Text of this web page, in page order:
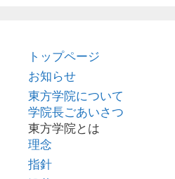
トップページ
お知らせ
東方学院について
学院長ごあいさつ
東方学院とは
理念
指針